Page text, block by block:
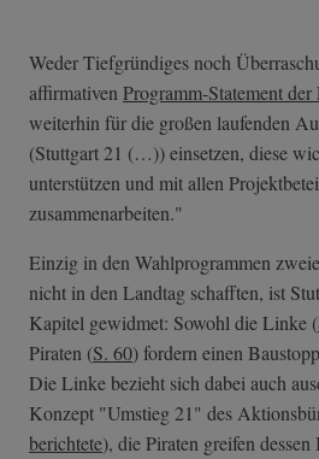
Weder Tiefgründiges noch
affirmativen Programm-Statement der
weiterhin für die großen laufenden
(Stuttgart 21 (…)) einsetzen, diese
unterstützen und mit allen
zusammenarbeiten."
Einzig in den Wahlprogrammen
nicht in den Landtag schafften, ist
Kapitel gewidmet: Sowohl die Linke (
Piraten (S. 60) fordern einen
Die Linke bezieht sich dabei auch
Konzept "Umstieg 21" des
berichtete), die Piraten greifen